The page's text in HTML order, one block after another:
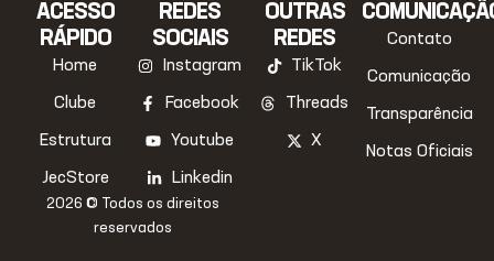
ACESSO
RÁPIDO
Home
Clube
Estrutura
JecStore
REDES
SOCIAIS
Instagram
Facebook
Youtube
Linkedin
OUTRAS
REDES
TikTok
Threads
X
Contato
Comunicação
Transparência
Notas Oficiais
2026 © Todos os direitos
reservados